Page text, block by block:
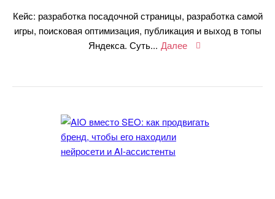
Кейс: разработка посадочной страницы, разработка самой
игры, поисковая оптимизация, публикация и выход в топы
Яндекса. Суть... Далее